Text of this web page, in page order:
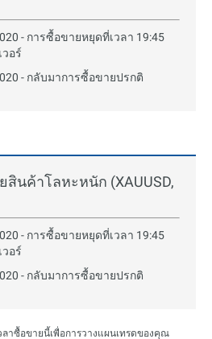
- การซื้อขายหยุดที่เวลา 19:45
อร์
- กลับมาการซื้อขายปรกติ
สินค้าโลหะหนัก (XAUUSD,
- การซื้อขายหยุดที่เวลา 19:45
อร์
- กลับมาการซื้อขายปรกติ
าซื้อขายนี้เพื่อการวางแผนเทรดของคุณ